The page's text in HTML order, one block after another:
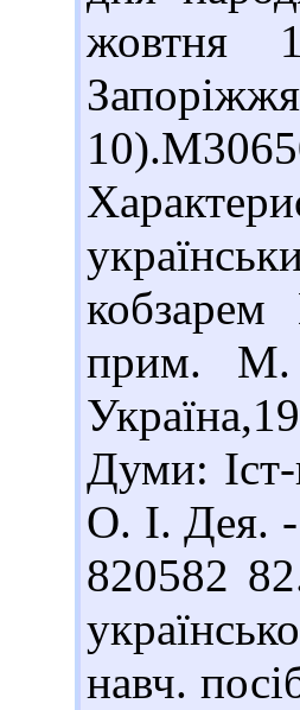
жовтня
прим. М.
Думи:
О. І. Дея.
820582
навч.